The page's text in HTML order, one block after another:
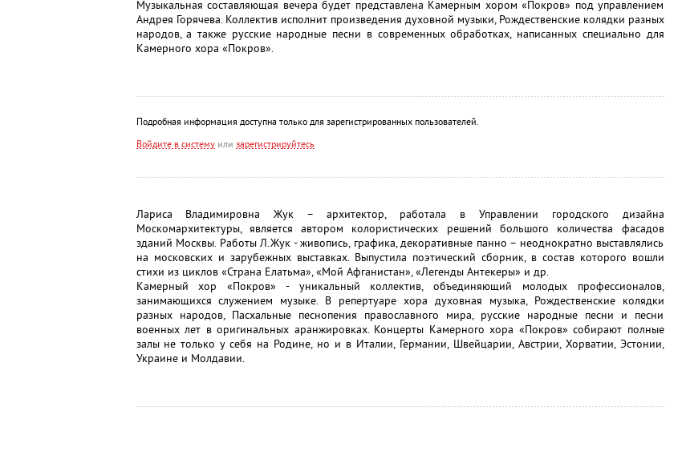
Музыкальная составляющая вечера будет представлена Камерным хором «Покров» под управлением
Андрея Горячева. Коллектив исполнит произведения духовной музыки, Рождественские колядки разных
народов, а также русские народные песни в современных обработках, написанных специально для
Камерного хора «Покров».
Подробная информация доступна только для зарегистрированных пользователей.
Войдите в системуили зарегистрируйтесь
Лариса Владимировна Жук – архитектор, работала в Управлении городского дизайна
Москомархитектуры, является автором колористических решений большого количества фасадов
зданий Москвы. Работы Л.Жук - живопись, графика, декоративные панно – неоднократно выставлялись
на московских и зарубежных выставках. Выпустила поэтический сборник, в состав которого вошли
стихи из циклов «Страна Елатьма», «Мой Афганистан», «Легенды Антекеры» и др.
Камерный хор «Покров» - уникальный коллектив, объединяющий молодых профессионалов,
занимающихся служением музыке. В репертуаре хора духовная музыка, Рождественские колядки
разных народов, Пасхальные песнопения православного мира, русские народные песни и песни
военных лет в оригинальных аранжировках. Концерты Камерного хора «Покров» собирают полные
залы не только у себя на Родине, но и в Италии, Германии, Швейцарии, Австрии, Хорватии, Эстонии,
Украине и Молдавии.